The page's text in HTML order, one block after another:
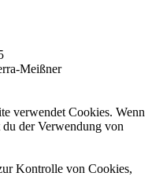
Meißner
verwendet Cookies. Wenn
der Verwendung von
Kontrolle von Cookies,